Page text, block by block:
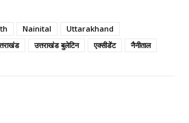
Nainital
Uttarakhand
उत्तराखंड बुलेटिन एक्सीडेंट नैनीताल